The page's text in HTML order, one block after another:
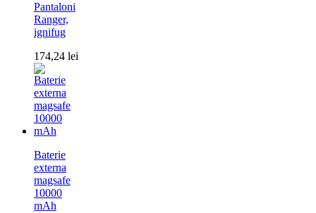
Pantaloni
Ranger,
ignifug
174,24 lei
Baterie
externa
magsafe
10000
mAh